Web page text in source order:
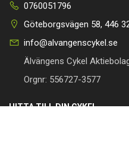
0760051796
Göteborgsvägen 58, 446
info@alvangenscykel.se
Älvängens Cykel
Orgnr: 556727-3577
HITTA TILL DIN CYKEL